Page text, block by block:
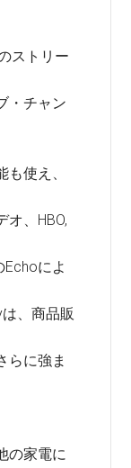
ストリー
・チャン
使え、
オ、HBO,
によ
、商品販
らに強ま
の家電に